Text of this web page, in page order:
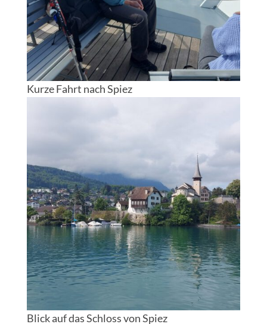
Kurze Fahrt nach Spiez
Blick auf das Schloss von Spiez